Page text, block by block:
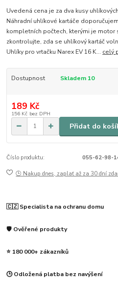
Uvedená cena je za dva kusy
Náhradní uhlíkové kartáče
kompletních počtech, kterými je motor
zkontrolujte, zda se uhlíkový kartáč
Uhlíky pro vrtačku Narex EV 16 K... celý
Dostupnost Skladem 10
189 Kč
156 Kč bez DPH
Přidat do
Číslo produktu: 055-62-98-
🕒 Nakup dnes, zaplať až za 30 dní
🇨🇿 Specialista na ochranu domu
🛡️ Ověřené produkty
⭐ 180 000+ zákazníků
🕒 Odložená platba bez navýšení